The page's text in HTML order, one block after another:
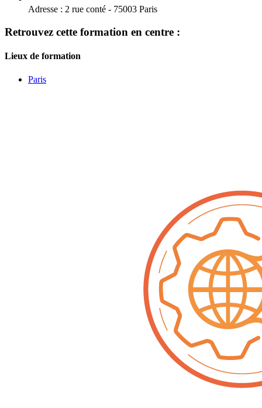
Adresse : 2 rue conté - 75003 Paris
Retrouvez cette formation en centre :
Lieux de formation
Paris